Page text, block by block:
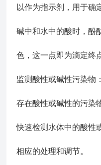
以作为指示剂，用于确
碱中和水中的酸时，酚
色，这一点即为滴定终
监测酸性或碱性污染物
存在酸性或碱性的污染
快速检测水体中的酸性
相应的处理和调节。